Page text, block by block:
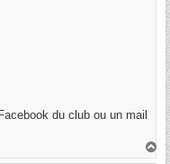
du club ou un mail
H